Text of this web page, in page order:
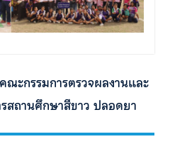
ณะกรรมการตรวจผลงานและ
สถานศึกษาสีขาว ปลอดยา